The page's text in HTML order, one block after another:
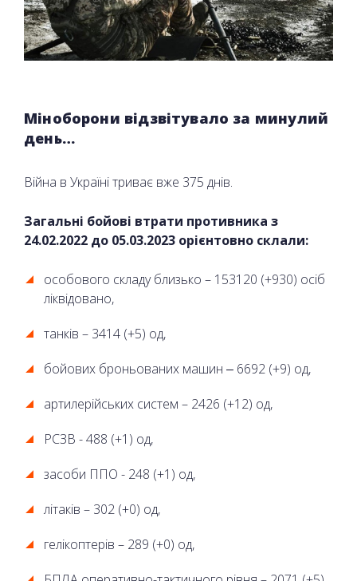
Міноборони відзвітувало за минулий
день…
Війна в Україні триває вже 375 днів.
Загальні бойові втрати противника з
24.02.2022 до 05.03.2023 орієнтовно склали:
особового складу близько – 153120 (+930) осіб
ліквідовано,
танків – 3414 (+5) од,
бойових броньованих машин ‒ 6692 (+9) од,
артилерійських систем – 2426 (+12) од,
РСЗВ - 488 (+1) од,
засоби ППО - 248 (+1) од,
літаків – 302 (+0) од,
гелікоптерів – 289 (+0) од,